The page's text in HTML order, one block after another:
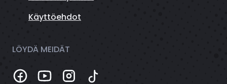
Käyttöehdot
LÖYDÄ MEIDÄT